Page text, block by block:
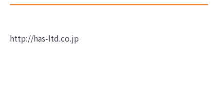
http://has-ltd.co.jp